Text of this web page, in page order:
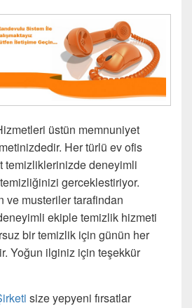
üstün memnuniyet
Her türlü ev ofis
temizliklerinizde deneyimli
gerceklestiriyor.
ve musteriler tarafindan
ekiple temizlik hizmeti
bir temizlik için günün her
Yoğun ilginiz için teşekkür
size yepyeni fırsatlar